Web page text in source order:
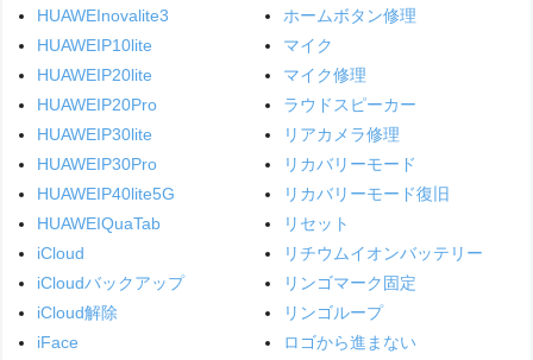
HUAWEInovalite3
HUAWEIP10lite
HUAWEIP20lite
HUAWEIP20Pro
HUAWEIP30lite
HUAWEIP30Pro
HUAWEIP40lite5G
HUAWEIQuaTab
iCloud
iCloudバックアップ
iCloud解除
iFace
ホームボタン修理
マイク
マイク修理
ラウドスピーカー
リアカメラ修理
リカバリーモード
リカバリーモード復旧
リセット
リチウムイオンバッテリー
リンゴマーク固定
リンゴループ
ロゴから進まない